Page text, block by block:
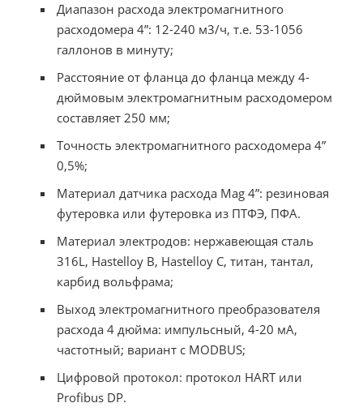
Диапазон расхода электромагнитного
расходомера 4”: 12-240 м3/ч, т.е. 53-1056
галлонов в минуту;
Расстояние от фланца до фланца между 4-
дюймовым электромагнитным расходомером
составляет 250 мм;
Точность электромагнитного расходомера 4”
0,5%;
Материал датчика расхода Mag 4”: резиновая
футеровка или футеровка из ПТФЭ, ПФА.
Материал электродов: нержавеющая сталь
316L, Hastelloy B, Hastelloy C, титан, тантал,
карбид вольфрама;
Выход электромагнитного преобразователя
расхода 4 дюйма: импульсный, 4-20 мА,
частотный; вариант с MODBUS;
Цифровой протокол: протокол HART или
Profibus DP.